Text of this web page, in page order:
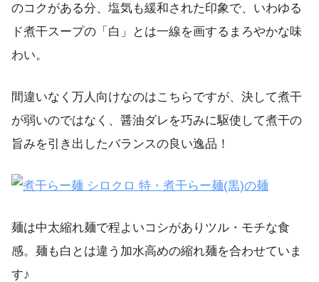
のコクがある分、塩気も緩和された印象で、いわゆる
ド煮干スープの「白」とは一線を画するまろやかな味
わい。
間違いなく万人向けなのはこちらですが、決して煮干
が弱いのではなく、醤油ダレを巧みに駆使して煮干の
旨みを引き出したバランスの良い逸品！
麺は中太縮れ麺で程よいコシがありツル・モチな食
感。麺も白とは違う加水高めの縮れ麺を合わせていま
す♪